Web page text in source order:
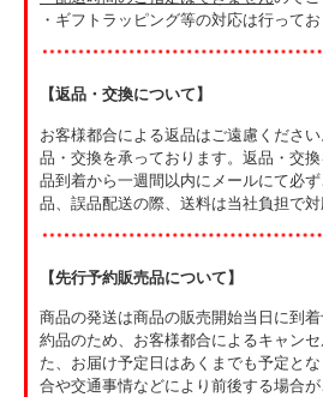
第9条（キャンセル・返金）
・お客様都合によるキャンセルについて
・主催者都合による中止の場合は、返金
第10条（個人情報の取り扱い）
・ご登録いただいた個人情報は、千葉テ
保護方針に基づき、適切に管理いたします
第11条（サービスの変更・終了）
す。
第12条（その他）
・本規約に定めのない事項については、
ていただきます。
・ギフトラッピング等の対応は行ってお
【返品・交換について】
お客様都合による返品はご遠慮くださ
品・交換を承っております。返品・交
品到着から一週間以内にメールにて必
品、誤品配送の際、送料は当社負担で対
【先行予約販売品について】
商品の発送は商品の販売開始当日に到
約品のため、お客様都合によるキャン
た、お届け予定日はあくまでも予定と
合や交通事情などにより前後する場合